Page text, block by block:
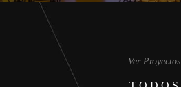
Ver Proyectos